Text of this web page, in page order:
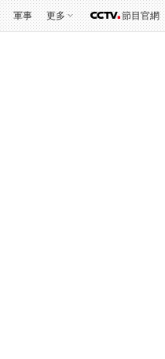
軍事 更多 節目官網